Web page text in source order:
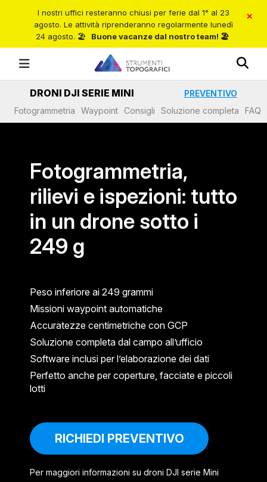
I nostri uffici resteranno chiusi per ferie dal 1° al 23
agosto. Le attività riprenderanno regolarmente lunedì
24 agosto. 🏖️ Buone vacanze dal nostro team! 🏖️
×
DRONI DJI SERIE MINI
PREVENTIVO
Fotogrammetria
Waypoint Consigli Soluzione completa FAQ
Fotogrammetria,
rilievi e ispezioni: tutto
in un drone sotto i
249 g
Peso inferiore ai 249 grammi
Missioni waypoint automatiche
Accuratezze centimetriche con GCP
Soluzione completa dal campo all’ufficio
Software inclusi per l’elaborazione dei dati
Perfetto anche per coperture, facciate e piccoli
lotti
RICHIEDI PREVENTIVO
Per maggiori informazioni su droni DJI serie Mini